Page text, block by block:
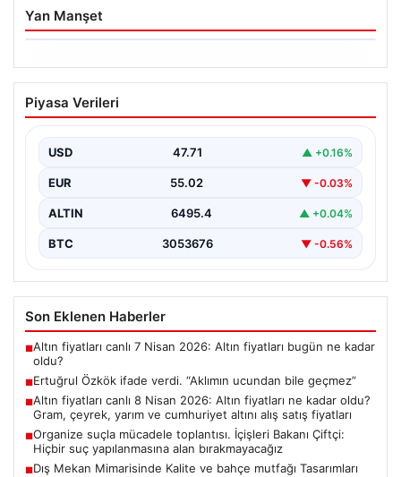
Yan Manşet
06.08.2026
Ertuğrul Özkök ifade verdi. “Aklımın
ucundan bile geçmez”
Piyasa Verileri
USD 47.71 ▲ +0.16%
EUR 55.02 ▼ -0.03%
ALTIN 6495.4 ▲ +0.04%
BTC 3053676 ▼ -0.56%
Son Eklenen Haberler
■Altın fiyatları canlı 7 Nisan 2026: Altın fiyatları bugün ne kadar
oldu?
■Ertuğrul Özkök ifade verdi. “Aklımın ucundan bile geçmez”
■Altın fiyatları canlı 8 Nisan 2026: Altın fiyatları ne kadar oldu?
Gram, çeyrek, yarım ve cumhuriyet altını alış satış fiyatları
■Organize suçla mücadele toplantısı. İçişleri Bakanı Çiftçi:
Hiçbir suç yapılanmasına alan bırakmayacağız
■Dış Mekan Mimarisinde Kalite ve bahçe mutfağı Tasarımları